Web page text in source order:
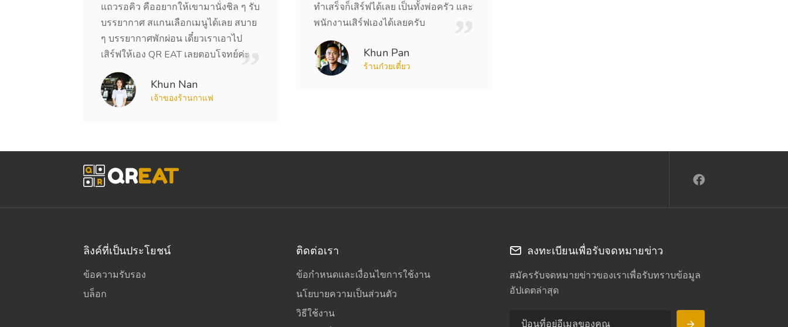
แถวรอคิว คืออยากให้เขามานั่งชิล ๆ รับ
บรรยากาศ สแกนเลือกเมนูได้เลย สบาย
ๆ บรรยากาศพักผ่อน เดี๋ยวเราเอาไป
เสิร์ฟให้เอง QR EAT เลยตอบโจทย์ค่ะ
Khun Nan
เจ้าของร้านกาแฟ
ทำเสร็จก็เสิร์ฟได้เลย เป็นทั้งพ่อครัว และ
พนักงานเสิร์ฟเองได้เลยครับ
Khun Pan
ร้านก๋วยเตี๋ยว
ลิงค์ที่เป็นประโยชน์
ข้อความรับรอง
บล็อก
ติดต่อเรา
ข้อกำหนดและเงื่อนไขการใช้งาน
นโยบายความเป็นส่วนตัว
วิธีใช้งาน
ลงทะเบียนเพื่อรับจดหมายข่าว
สมัครรับจดหมายข่าวของเราเพื่อรับทราบข้อมูล
อัปเดตล่าสุด